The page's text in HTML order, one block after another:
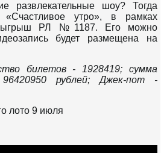
развлекательные шоу? Тогда
«Счастливое утро», в рамках
РЛ №1187. Его можно
будет размещена на
билетов - 1928419; сумма
рублей; Джек-пот -